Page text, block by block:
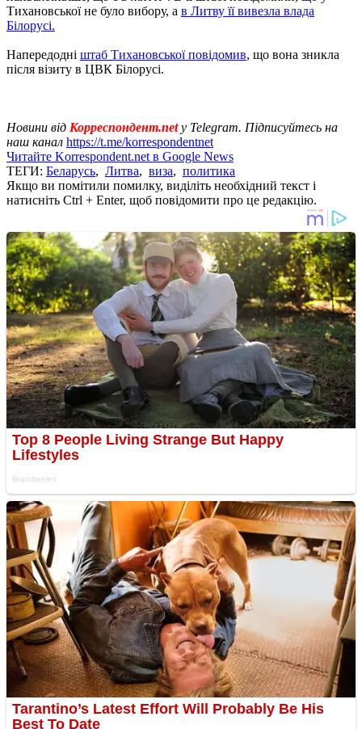
Тихановської не було вибору, а в Литву її вивезла влада
Білорусі.
Напередодні штаб Тихановської повідомив, що вона зникла
після візиту в ЦВК Білорусі.
Новини від Корреспондент.net у Telegram. Підписуйтесь на
наш канал https://t.me/korrespondentnet
Читайте Korrespondent.net в Google News
ТЕГИ: Беларусь, Литва, виза, политика
Якщо ви помітили помилку, виділіть необхідний текст і
натисніть Ctrl + Enter, щоб повідомити про це редакцію.